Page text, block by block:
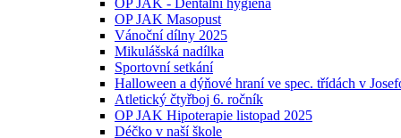
OP JAK - Dentální hygiena
OP JAK Masopust
Vánoční dílny 2025
Mikulášská nadílka
Sportovní setkání
Halloween a dýňové hraní ve spec. třídách v
Atletický čtyřboj 6. ročník
OP JAK Hipoterapie listopad 2025
Déčko v naší škole